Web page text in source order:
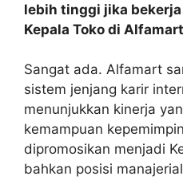
lebih tinggi jika
Kepala Toko di
Sangat ada. Alfamart
sistem jenjang karir
menunjukkan kinerja
kemampuan
dipromosikan menjadi
bahkan posisi